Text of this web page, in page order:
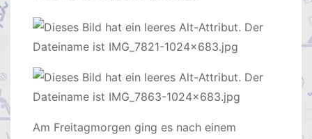
Am Freitagmorgen ging es nach einem